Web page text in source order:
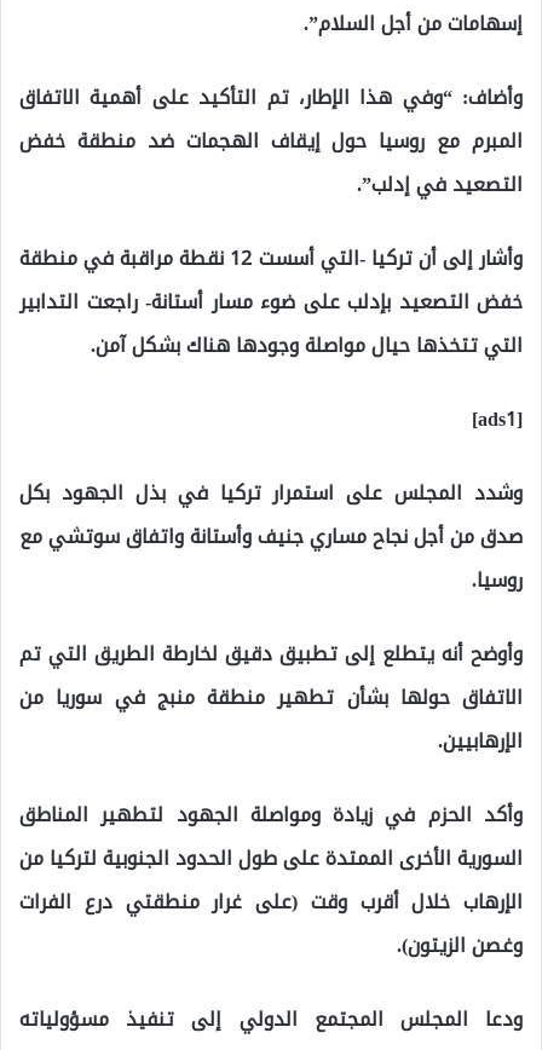
إسهامات من أجل السلام”.
وأضاف: “وفي هذا الإطار، تم التأكيد على أهمية الاتفاق
المبرم مع روسيا حول إيقاف الهجمات ضد منطقة خفض
التصعيد في إدلب”.
وأشار إلى أن تركيا -التي أسست 12 نقطة مراقبة في منطقة
خفض التصعيد بإدلب على ضوء مسار أستانة- راجعت التدابير
التي تتخذها حيال مواصلة وجودها هناك بشكل آمن.
[ads1]
وشدد المجلس على استمرار تركيا في بذل الجهود بكل
صدق من أجل نجاح مساري جنيف وأستانة واتفاق سوتشي مع
روسيا.
وأوضح أنه يتطلع إلى تطبيق دقيق لخارطة الطريق التي تم
الاتفاق حولها بشأن تطهير منطقة منبج في سوريا من
الإرهابيين.
وأكد الحزم في زيادة ومواصلة الجهود لتطهير المناطق
السورية الأخرى الممتدة على طول الحدود الجنوبية لتركيا من
الإرهاب خلال أقرب وقت (على غرار منطقتي درع الفرات
وغصن الزيتون).
ودعا المجلس المجتمع الدولي إلى تنفيذ مسؤولياته